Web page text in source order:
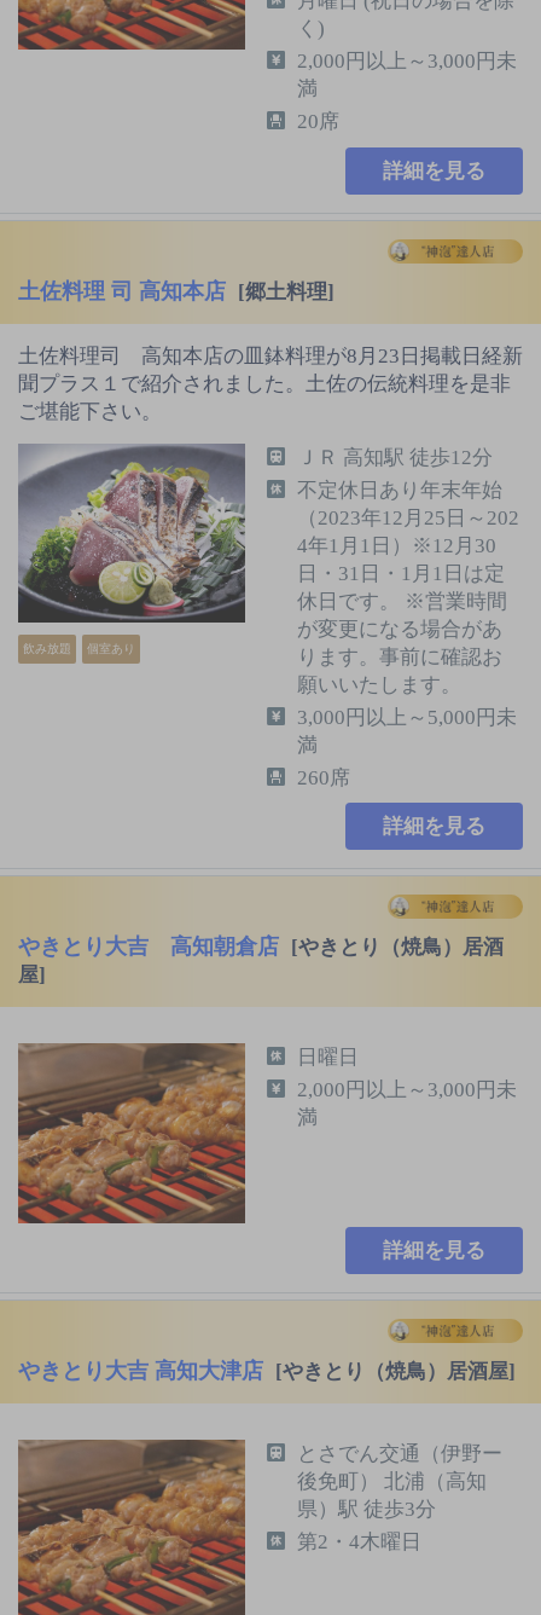
く)
2,000円以上～3,000円未
満
20席
詳細を見る
土佐料理 司 高知本店 [郷土料理]
土佐料理司 高知本店の皿鉢料理が8月23日掲載日経新
聞プラス１で紹介されました。土佐の伝統料理を是非
ご堪能下さい。
飲み放題 個室あり
ＪＲ 高知駅 徒歩12分
不定休日あり年末年始
（2023年12月25日～202
4年1月1日）※12月30
日・31日・1月1日は定
休日です。 ※営業時間
が変更になる場合があ
ります。事前に確認お
願いいたします。
3,000円以上～5,000円未
満
260席
詳細を見る
やきとり大吉 高知朝倉店
[やきとり（焼鳥）居酒
屋]
日曜日
2,000円以上～3,000円未
満
詳細を見る
やきとり大吉 高知大津店 [やきとり（焼鳥）居酒屋]
とさでん交通（伊野ー
後免町） 北浦（高知
県）駅 徒歩3分
第2・4木曜日